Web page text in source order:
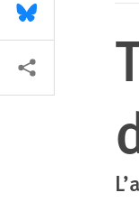
Share this via
Share this via